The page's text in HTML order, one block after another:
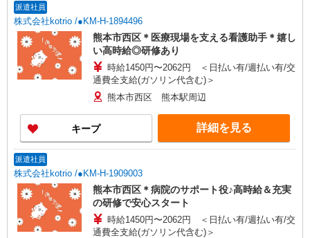
派遣社員
株式会社kotrio /●KM-H-1894496
熊本市西区＊医療現場を支える看護助手＊嬉し
い高時給◎研修あり
時給1450円〜2062円 ＜日払い有/週払い有/交
通費全支給(ガソリン代含む)＞
熊本市西区 熊本駅周辺
キープ 詳細を見る
派遣社員
株式会社kotrio /●KM-H-1909003
熊本市西区＊病院のサポート役♪高時給＆充実
の研修で安心スタート
時給1450円〜2062円 ＜日払い有/週払い有/交
通費全支給(ガソリン代含む)＞